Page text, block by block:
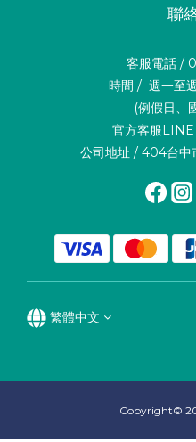
聯
客服電話 /
時間 / 週一至
(例假日、
官方客服
公司地址 / 404台中
繁體中文
Copyright©